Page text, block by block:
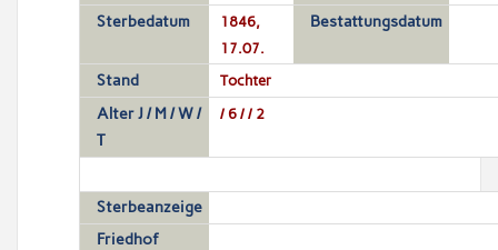
Sterbedatum
1846,
17.07.
Bestattungsdatum
Stand Tochter
Alter J / M / W /
T
/ 6 / / 2
Sterbeanzeige
Friedhof